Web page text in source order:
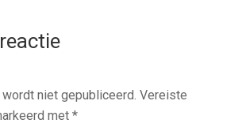
niet gepubliceerd. Vereiste
met *